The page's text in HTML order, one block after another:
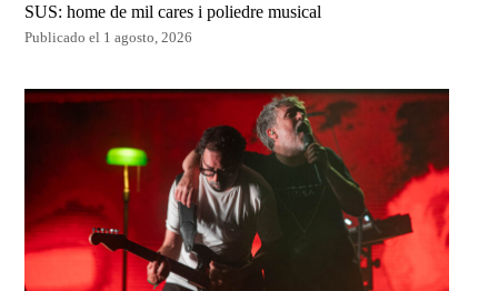
SUS: home de mil cares i poliedre musical
Publicado el 1 agosto, 2026